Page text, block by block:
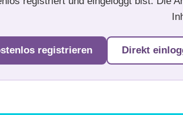
registrieren Direkt